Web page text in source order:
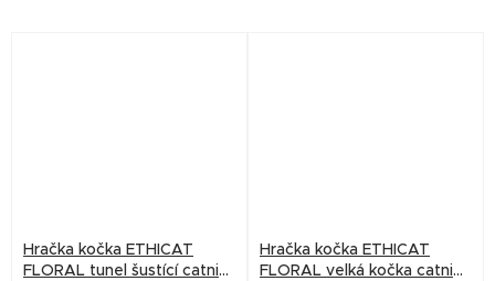
Hračka kočka ETHICAT
FLORAL tunel šustící catnip
Hračka kočka ETHICAT
FLORAL velká kočka catnip